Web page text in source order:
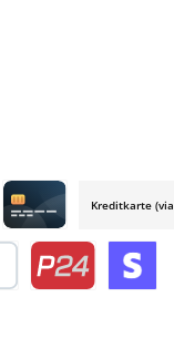
Credit card by mollie
Kreditkarte